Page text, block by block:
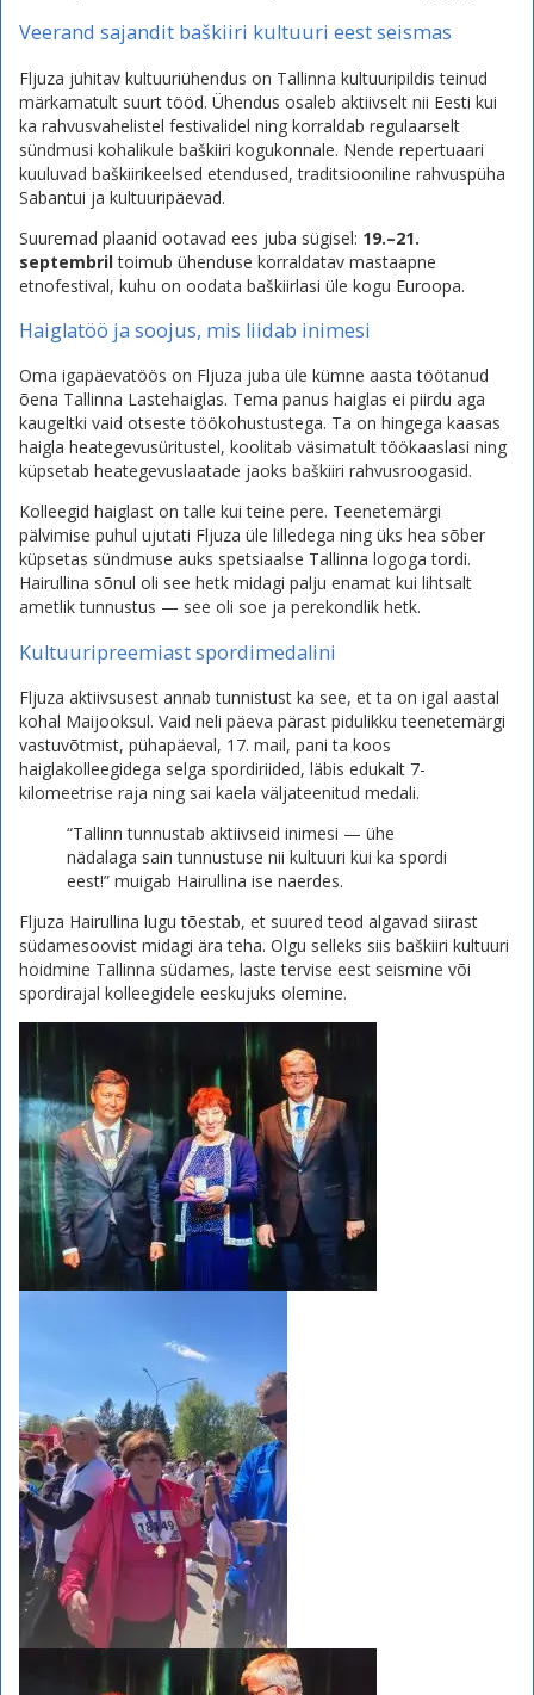
Veerand sajandit baškiiri kultuuri eest seismas
Fljuza juhitav kultuuriühendus on Tallinna kultuuripildis teinud
märkamatult suurt tööd. Ühendus osaleb aktiivselt nii Eesti kui
ka rahvusvahelistel festivalidel ning korraldab regulaarselt
sündmusi kohalikule baškiiri kogukonnale. Nende repertuaari
kuuluvad baškiirikeelsed etendused, traditsiooniline rahvuspüha
Sabantui ja kultuuripäevad.
Suuremad plaanid ootavad ees juba sügisel: 19.–21.
septembriltoimub ühenduse korraldatav mastaapne
etnofestival, kuhu on oodata baškiirlasi üle kogu Euroopa.
Haiglatöö ja soojus, mis liidab inimesi
Oma igapäevatöös on Fljuza juba üle kümne aasta töötanud
õena Tallinna Lastehaiglas. Tema panus haiglas ei piirdu aga
kaugeltki vaid otseste töökohustustega. Ta on hingega kaasas
haigla heategevusüritustel, koolitab väsimatult töökaaslasi ning
küpsetab heategevuslaatade jaoks baškiiri rahvusroogasid.
Kolleegid haiglast on talle kui teine pere. Teenetemärgi
pälvimise puhul ujutati Fljuza üle lilledega ning üks hea sõber
küpsetas sündmuse auks spetsiaalse Tallinna logoga tordi.
Hairullina sõnul oli see hetk midagi palju enamat kui lihtsalt
ametlik tunnustus — see oli soe ja perekondlik hetk.
Kultuuripreemiast spordimedalini
Fljuza aktiivsusest annab tunnistust ka see, et ta on igal aastal
kohal Maijooksul. Vaid neli päeva pärast pidulikku teenetemärgi
vastuvõtmist, pühapäeval, 17. mail, pani ta koos
haiglakolleegidega selga spordiriided, läbis edukalt 7-
kilomeetrise raja ning sai kaela väljateenitud medali.
“Tallinn tunnustab aktiivseid inimesi — ühe
nädalaga sain tunnustuse nii kultuuri kui ka spordi
eest!” muigab Hairullina ise naerdes.
Fljuza Hairullina lugu tõestab, et suured teod algavad siirast
südamesoovist midagi ära teha. Olgu selleks siis baškiiri kultuuri
hoidmine Tallinna südames, laste tervise eest seismine või
spordirajal kolleegidele eeskujuks olemine.